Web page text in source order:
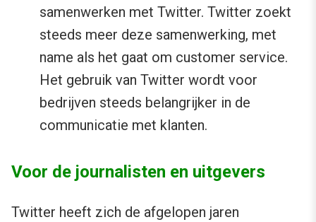
samenwerken met Twitter. Twitter zoekt
steeds meer deze samenwerking, met
name als het gaat om customer service.
Het gebruik van Twitter wordt voor
bedrijven steeds belangrijker in de
communicatie met klanten.
Voor de journalisten en uitgevers
Twitter heeft zich de afgelopen jaren